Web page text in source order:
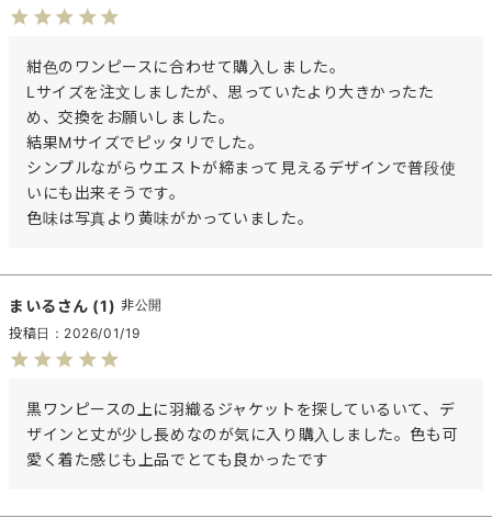
紺色のワンピースに合わせて購入しました。
Lサイズを注文しましたが、思っていたより大きかったた
め、交換をお願いしました。
結果Mサイズでピッタリでした。
シンプルながらウエストが締まって見えるデザインで普段使
いにも出来そうです。
色味は写真より黄味がかっていました。
まいる 1
非公開
投稿日
2026/01/19
黒ワンピースの上に羽織るジャケットを探しているいて、デ
ザインと丈が少し長めなのが気に入り購入しました。色も可
愛く着た感じも上品でとても良かったです